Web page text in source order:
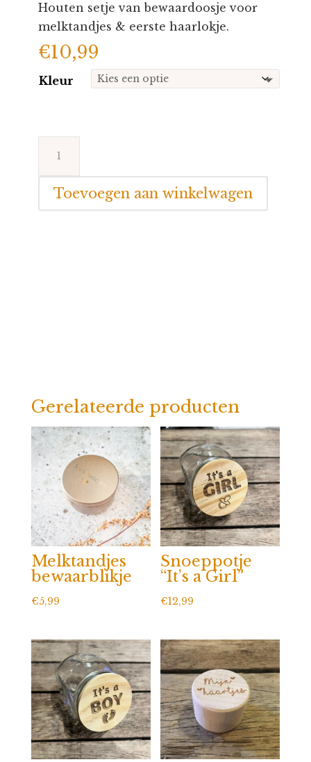
Houten setje van bewaardoosje voor
melktandjes & eerste haarlokje.
€10,99
Kleur
doosje
Toevoegen aan winkelwagen
Gerelateerde producten
Melktandjes
bewaarblikje
€5,99
Snoeppotje
“It’s a Girl”
€12,99